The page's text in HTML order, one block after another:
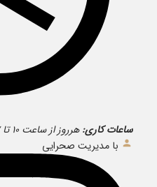
ساعات کاری: هرروز از ساعت ۱۰ تا ۱۷
با مدیریت صحرایی